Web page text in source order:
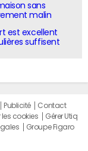
sans
malin
est excellent
suffisent
Publicité
Contact
les cookies
Gérer Utiq
Groupe Figaro